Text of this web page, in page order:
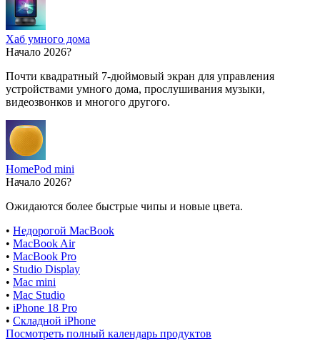
Хаб умного дома
Начало 2026?
Почти квадратный 7-дюймовый экран для управления
устройствами умного дома, прослушивания музыки,
видеозвонков и многого другого.
HomePod mini
Начало 2026?
Ожидаются более быстрые чипы и новые цвета.
• Недорогой MacBook
• MacBook Air
• MacBook Pro
• Studio Display
• Mac mini
• Mac Studio
• iPhone 18 Pro
• Складной iPhone
Посмотреть полный календарь продуктов